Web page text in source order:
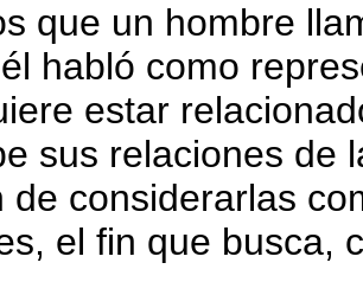
que un hombre
habló como
estar
sus relaciones de
de considerarlas
el fin que busca,